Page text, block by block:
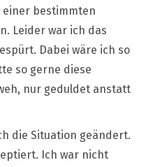
einer bestimmten
Leider war ich das
Dabei wäre ich so
so gerne diese
nur geduldet anstatt
die Situation geändert.
Ich war nicht